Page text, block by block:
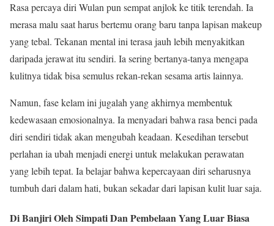
Rasa percaya diri Wulan pun sempat anjlok ke titik terendah. Ia
merasa malu saat harus bertemu orang baru tanpa lapisan makeup
yang tebal. Tekanan mental ini terasa jauh lebih menyakitkan
daripada jerawat itu sendiri. Ia sering bertanya-tanya mengapa
kulitnya tidak bisa semulus rekan-rekan sesama artis lainnya.
Namun, fase kelam ini jugalah yang akhirnya membentuk
kedewasaan emosionalnya. Ia menyadari bahwa rasa benci pada
diri sendiri tidak akan mengubah keadaan. Kesedihan tersebut
perlahan ia ubah menjadi energi untuk melakukan perawatan
yang lebih tepat. Ia belajar bahwa kepercayaan diri seharusnya
tumbuh dari dalam hati, bukan sekadar dari lapisan kulit luar saja.
Di Banjiri Oleh Simpati Dan Pembelaan Yang Luar Biasa